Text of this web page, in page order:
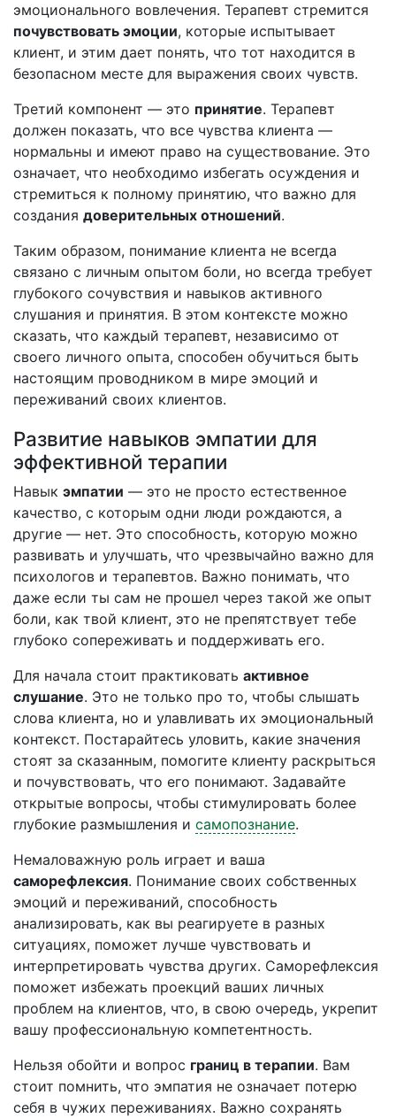
эмоционального вовлечения. Терапевт стремится
почувствовать эмоции, которые испытывает
клиент, и этим дает понять, что тот находится в
безопасном месте для выражения своих чувств.
Третий компонент — это принятие. Терапевт
должен показать, что все чувства клиента —
нормальны и имеют право на существование. Это
означает, что необходимо избегать осуждения и
стремиться к полному принятию, что важно для
создания доверительных отношений.
Таким образом, понимание клиента не всегда
связано с личным опытом боли, но всегда требует
глубокого сочувствия и навыков активного
слушания и принятия. В этом контексте можно
сказать, что каждый терапевт, независимо от
своего личного опыта, способен обучиться быть
настоящим проводником в мире эмоций и
переживаний своих клиентов.
Развитие навыков эмпатии для
эффективной терапии
Навык эмпатии — это не просто естественное
качество, с которым одни люди рождаются, а
другие — нет. Это способность, которую можно
развивать и улучшать, что чрезвычайно важно для
психологов и терапевтов. Важно понимать, что
даже если ты сам не прошел через такой же опыт
боли, как твой клиент, это не препятствует тебе
глубоко сопереживать и поддерживать его.
Для начала стоит практиковать активное
слушание. Это не только про то, чтобы слышать
слова клиента, но и улавливать их эмоциональный
контекст. Постарайтесь уловить, какие значения
стоят за сказанным, помогите клиенту раскрыться
и почувствовать, что его понимают. Задавайте
открытые вопросы, чтобы стимулировать более
глубокие размышления и самопознание.
Немаловажную роль играет и ваша
саморефлексия. Понимание своих собственных
эмоций и переживаний, способность
анализировать, как вы реагируете в разных
ситуациях, поможет лучше чувствовать и
интерпретировать чувства других. Саморефлексия
поможет избежать проекций ваших личных
проблем на клиентов, что, в свою очередь, укрепит
вашу профессиональную компетентность.
Нельзя обойти и вопрос границ в терапии. Вам
стоит помнить, что эмпатия не означает потерю
себя в чужих переживаниях. Важно сохранять